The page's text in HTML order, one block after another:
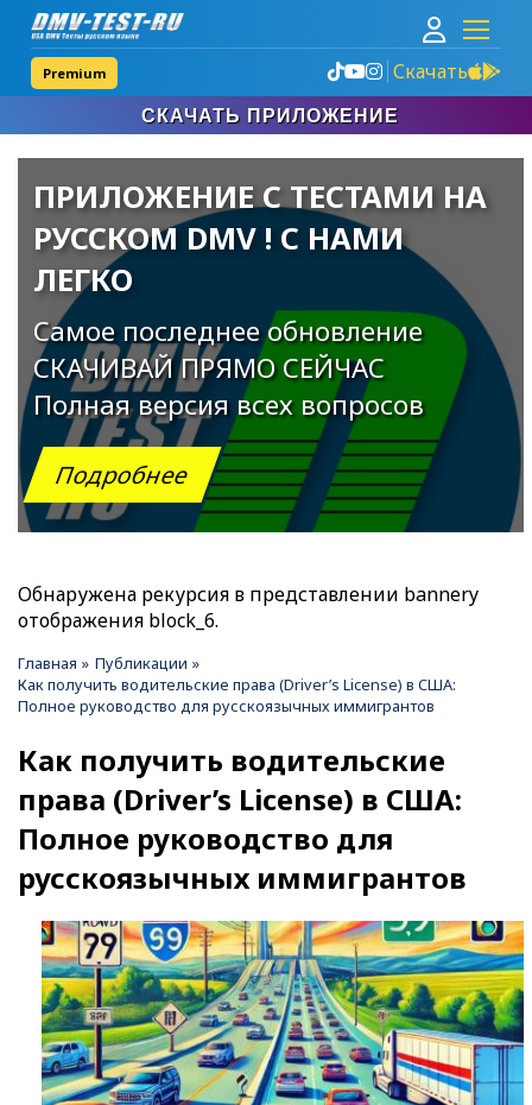
Premium
Скачать
меню
сверху
СКАЧАТЬ ПРИЛОЖЕНИЕ
ПРИЛОЖЕНИЕ С ТЕСТАМИ НА
РУССКОМ DMV ! С НАМИ
ЛЕГКО
Самое последнее обновление
СКАЧИВАЙ ПРЯМО СЕЙЧАС
Полная версия всех вопросов
Подробнее
Сообщение
об
ошибке
Обнаружена рекурсия в представлении bannery
отображения block_6.
Строка
Главная
Публикации
Как получить водительские права (Driver’s License) в США:
Полное руководство для русскоязычных иммигрантов
Как получить водительские
права (Driver’s License) в США:
Полное руководство для
русскоязычных иммигрантов